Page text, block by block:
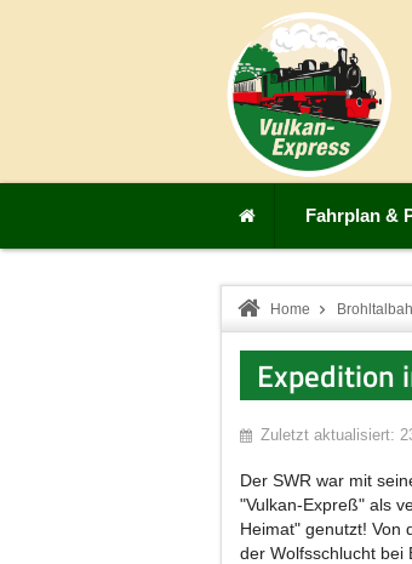
Fahrplan &
Home
Expedition
Zuletzt aktualisiert:
Der SWR war mit
"Vulkan-Expreß" als
Heimat" genutzt! Von
der Wolfsschlucht bei